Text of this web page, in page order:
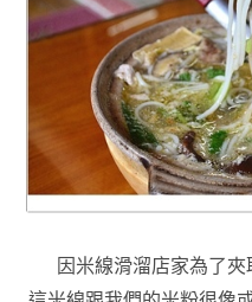
因米線滑溜店家為了